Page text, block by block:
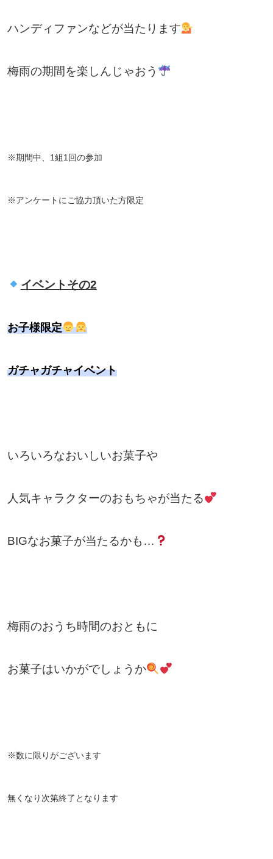
ハンディファンなどが当たります
梅雨の期間を楽しんじゃおう
※期間中、1組1回の参加
※アンケートにご協力頂いた方限定
イベントその2
お子様限定
ガチャガチャイベント
いろいろなおいしいお菓子や
人気キャラクターのおもちゃが当たる
BIGなお菓子が当たるかも…
梅雨のおうち時間のおともに
お菓子はいかがでしょうか
※数に限りがございます
無くなり次第終了となります